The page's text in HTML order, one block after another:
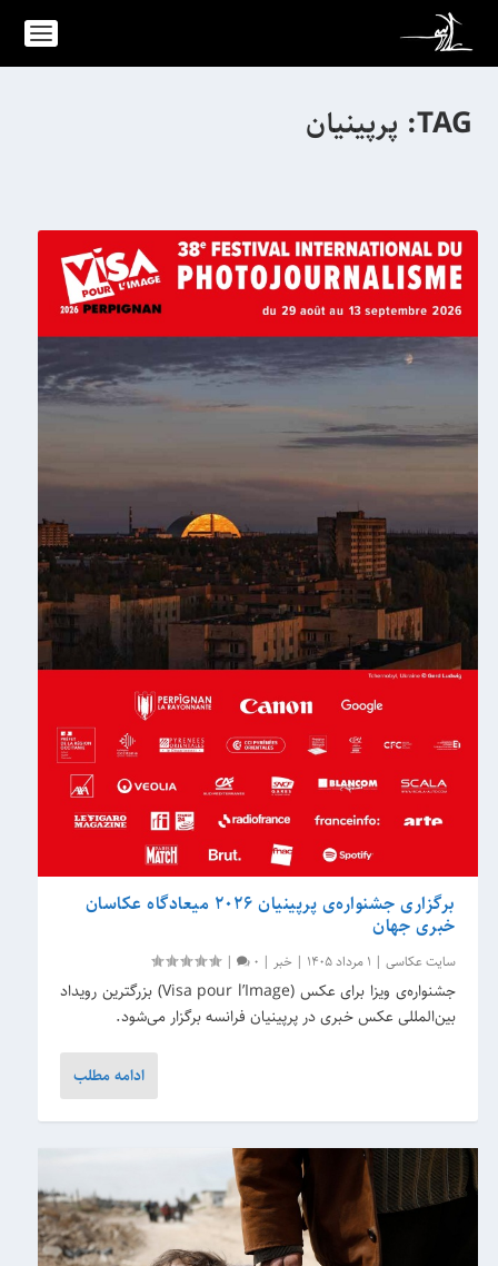
TAG: پرپینیان
برگزاری جشنواره‌ی پرپینیان 2026 میعادگاه عکاسان
خبری جهان
سایت عکاسی | 1 مرداد 1405 | خبر |
0
|
جشنواره‌ی ویزا برای عکس (Visa pour l’Image) بزرگترین رویداد
بین‌المللی عکس خبری در پرپینیان فرانسه برگزار می‌شود.
ادامه مطلب